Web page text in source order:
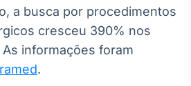
Broadcast
Datafeed
APIs para
integração de
a busca por procedimentos
cresceu 390% nos
informações foram
.